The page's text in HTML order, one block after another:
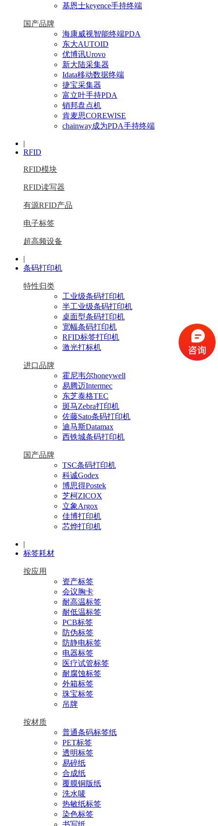
基恩士keyence手持终端
国产品牌
海康威视智能终端PDA
东大AUTOID
优博讯Urovo
新大陆采集器
Idata移动数据终端
捷宝采集器
富立叶手持PDA
销邦盘点机
肯麦思COREWISE
chainway成为PDA手持终端
|
RFID
RFID模块
RFID读写器
有源RFID产品
电子标签
超高频设备
|
条码打印机
特性归类
工业级条码打印机
半工业级条码打印机
桌面型条码打印机
宽幅条码打印机
RFID标签打印机
激光打标机
进口品牌
霍尼韦尔honeywell
易腾迈Intermec
东芝泰格TEC
斑马Zebra打印机
佐藤Sato条码打印机
迪马斯Datamax
西铁城条码打印机
国产品牌
TSC条码打印机
科诚Godex
博思得Postek
芝柯ZICOX
立象Argox
佳博打印机
芯烨打印机
|
标签耗材
按应用
资产标签
会议胸卡
耐高温标签
耐低温标签
PCB标签
防伪标签
防静电标签
电器标签
医疗试管标签
耐腐蚀标签
外箱标签
珠宝标签
吊牌
按材质
普通条码标签纸
PET标签
透明标签
易碎纸
合成纸
覆膜铜版纸
洗水唛
热敏纸标签
染色标签
书写纸